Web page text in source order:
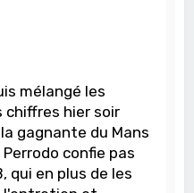
mélangé les
chiffres hier soir
gagnante du Mans
confie pas
qui en plus de les